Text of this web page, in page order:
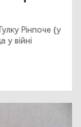
Рінпоче (у
війні